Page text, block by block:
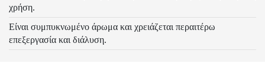
χρήση.
Είναι συμπυκνωμένο άρωμα και χρειάζεται περαιτέρω
επεξεργασία και διάλυση.